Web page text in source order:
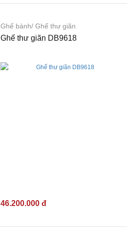
Ghế bành/ Ghế thư giãn
Ghế thư giãn DB9618
46.200.000 đ